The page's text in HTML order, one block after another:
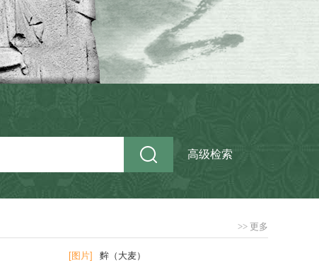
高级检索
>> 更多
[图片]
麰（大麦）